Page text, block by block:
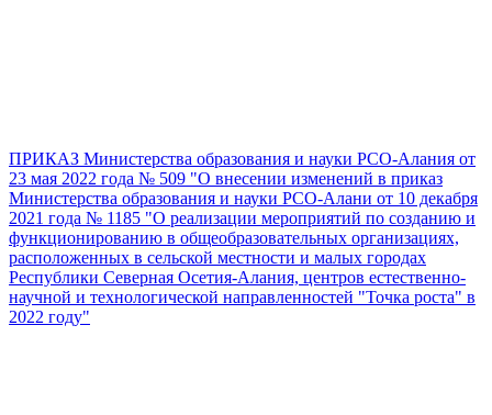
ПРИКАЗ Министерства образования и науки РСО-Алания от
23 мая 2022 года № 509 "О внесении изменений в приказ
Министерства образования и науки РСО-Алани от 10 декабря
2021 года № 1185 "О реализации мероприятий по созданию и
функционированию в общеобразовательных организациях,
расположенных в сельской местности и малых городах
Республики Северная Осетия-Алания, центров естественно-
научной и технологической направленностей "Точка роста" в
2022 году"